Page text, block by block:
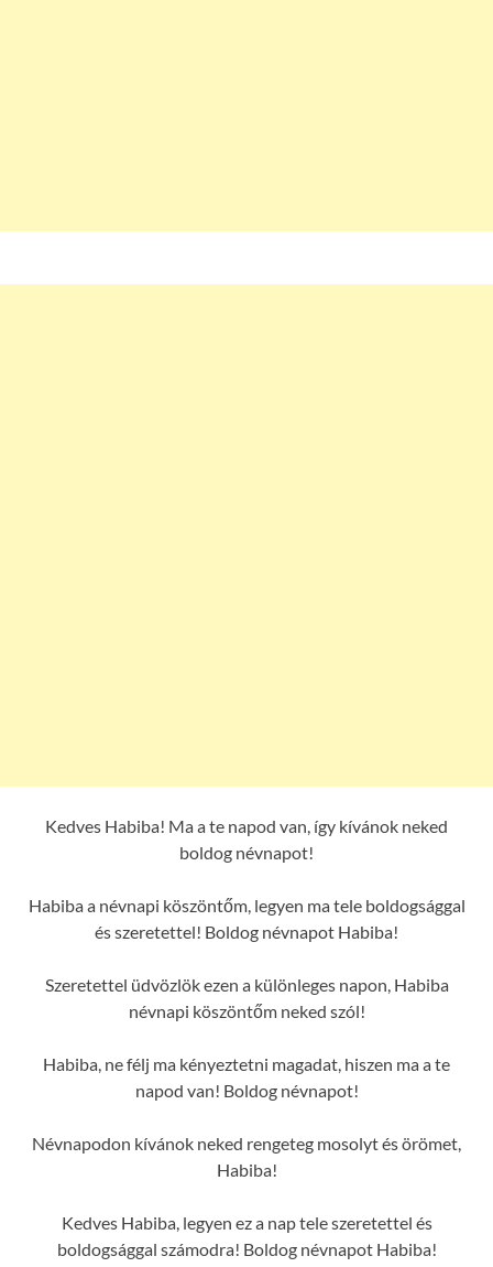
Kedves Habiba! Ma a te napod van, így kívánok neked
boldog névnapot!
Habiba a névnapi köszöntőm, legyen ma tele boldogsággal
és szeretettel! Boldog névnapot Habiba!
Szeretettel üdvözlök ezen a különleges napon, Habiba
névnapi köszöntőm neked szól!
Habiba, ne félj ma kényeztetni magadat, hiszen ma a te
napod van! Boldog névnapot!
Névnapodon kívánok neked rengeteg mosolyt és örömet,
Habiba!
Kedves Habiba, legyen ez a nap tele szeretettel és
boldogsággal számodra! Boldog névnapot Habiba!